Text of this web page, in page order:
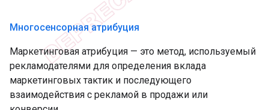
Многосенсорная атрибуция
Маркетинговая атрибуция — это метод, используемый
рекламодателями для определения вклада
маркетинговых тактик и последующего
взаимодействия с рекламой в продажи или